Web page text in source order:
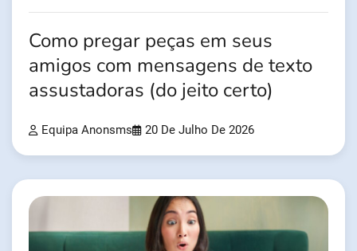
Como pregar peças em seus
amigos com mensagens de texto
assustadoras (do jeito certo)
Equipa Anonsms 20 De Julho De 2026